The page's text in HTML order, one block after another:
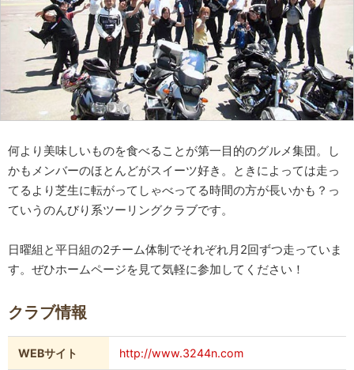
何より美味しいものを食べることが第一目的のグルメ集団。し
かもメンバーのほとんどがスイーツ好き。ときによっては走っ
てるより芝生に転がってしゃべってる時間の方が長いかも？っ
ていうのんびり系ツーリングクラブです。
日曜組と平日組の2チーム体制でそれぞれ月2回ずつ走っていま
す。ぜひホームページを見て気軽に参加してください！
クラブ情報
WEBサイト http://www.3244n.com